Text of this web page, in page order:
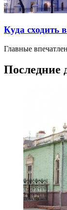
Куда сходить
Главные
Последние